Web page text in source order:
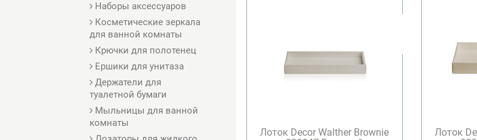
Наборы аксессуаров
Косметические зеркала
для ванной комнаты
Крючки для полотенец
Ершики для унитаза
Держатели для
туалетной бумаги
Мыльницы для ванной
комнаты
Лоток Decor Walther Brownie
Лоток